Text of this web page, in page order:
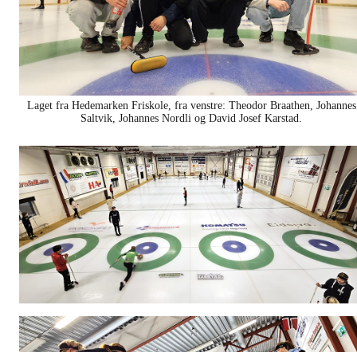
Laget fra Hedemarken Friskole, fra venstre: Theodor Braathen, Johannes
Saltvik, Johannes Nordli og David Josef Karstad.